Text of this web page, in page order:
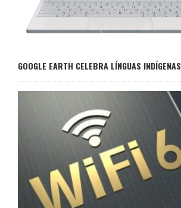
GOOGLE EARTH CELEBRA LÍNGUAS INDÍGENAS